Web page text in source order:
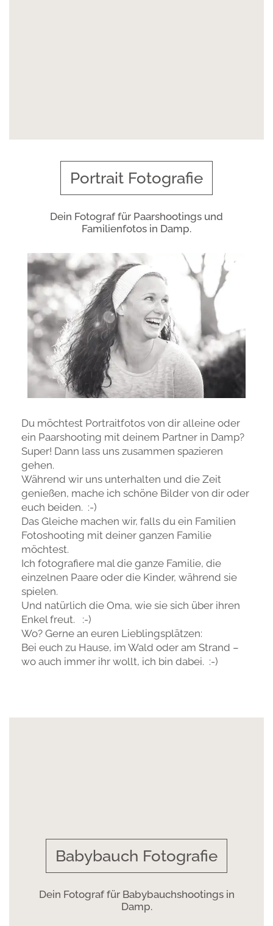
Portrait Fotografie
Dein Fotograf für Paarshootings und
Familienfotos in Damp.
Du möchtest Portraitfotos von dir alleine oder
ein Paarshooting mit deinem Partner in Damp?
Super! Dann lass uns zusammen spazieren
gehen.
Während wir uns unterhalten und die Zeit
genießen, mache ich schöne Bilder von dir oder
euch beiden. :-)
Das Gleiche machen wir, falls du ein Familien
Fotoshooting mit deiner ganzen Familie
möchtest.
Ich fotografiere mal die ganze Familie, die
einzelnen Paare oder die Kinder, während sie
spielen.
Und natürlich die Oma, wie sie sich über ihren
Enkel freut. :-)
Wo? Gerne an euren Lieblingsplätzen:
Bei euch zu Hause, im Wald oder am Strand –
wo auch immer ihr wollt, ich bin dabei. :-)
Babybauch Fotografie
Dein Fotograf für Babybauchshootings in
Damp.